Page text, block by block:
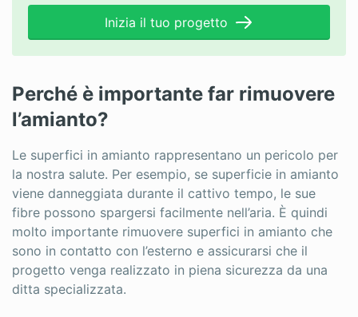
Inizia il tuo progetto
Perché è importante far rimuovere
l’amianto?
Le superfici in amianto rappresentano un pericolo per
la nostra salute. Per esempio, se superficie in amianto
viene danneggiata durante il cattivo tempo, le sue
fibre possono spargersi facilmente nell’aria. È quindi
molto importante rimuovere superfici in amianto che
sono in contatto con l’esterno e assicurarsi che il
progetto venga realizzato in piena sicurezza da una
ditta specializzata.